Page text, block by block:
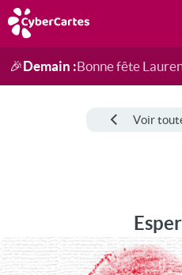
Anniversaire
Fête du jour
Amour
Amitié
Merci
Toutes les cartes
🎉Demain :Bonne fête
Voir